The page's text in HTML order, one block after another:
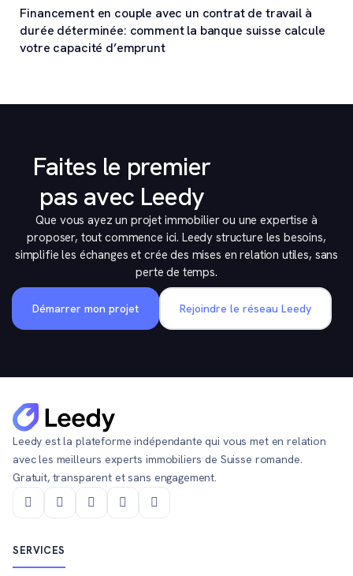
Financement en couple avec un contrat de travail à
durée déterminée: comment la banque suisse calcule
votre capacité d’emprunt
Faites le premier
pas avec Leedy
Que vous ayez un projet immobilier ou une expertise à
proposer, tout commence ici. Leedy structure les besoins,
simplifie les échanges et crée des mises en relation utiles, sans
perte de temps.
Démarrer mon projet Rejoindre le réseau Leedy
Leedy est la plateforme indépendante qui vous met en relation
avec les meilleurs experts immobiliers de Suisse romande.
Gratuit, transparent et sans engagement.
SERVICES